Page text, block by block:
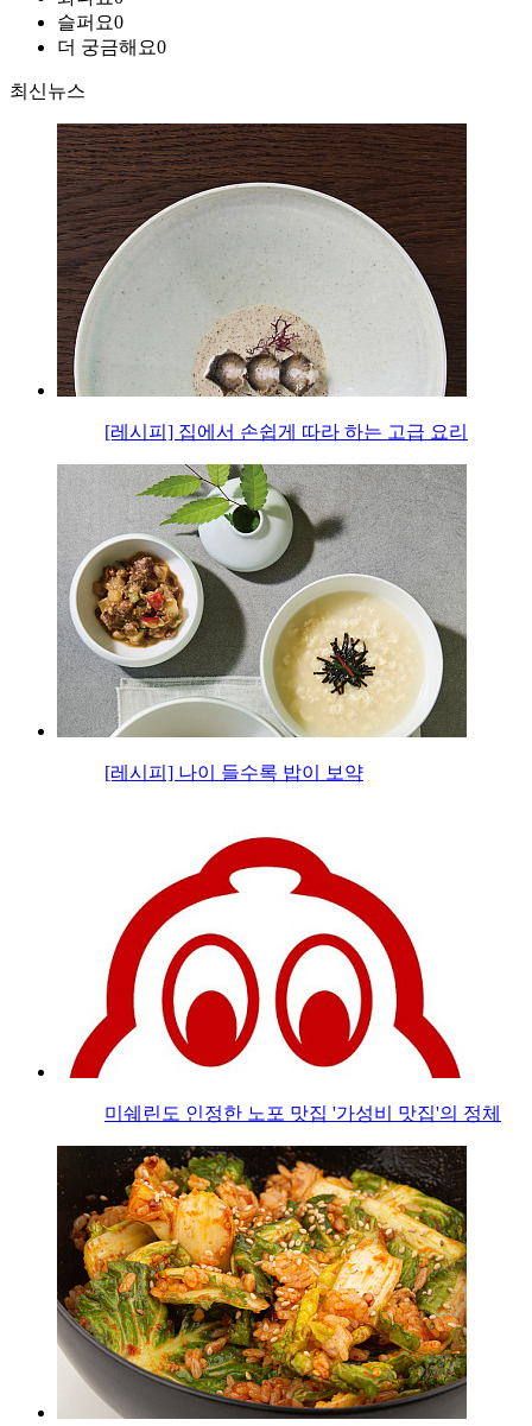
슬퍼요0
더 궁금해요0
최신뉴스
[레시피] 집에서 손쉽게 따라 하는 고급 요리
[레시피] 나이 들수록 밥이 보약
미쉐린도 인정한 노포 맛집 '가성비 맛집'의 정체